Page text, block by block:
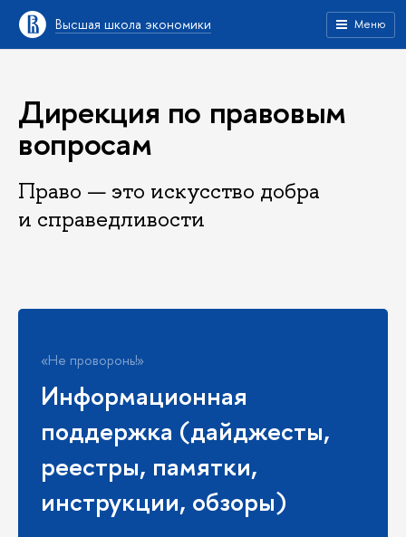
Высшая школа экономики Меню
Дирекция по правовым
вопросам
Право — это искусство добра
и справедливости
Удобно
Правовые сервисы